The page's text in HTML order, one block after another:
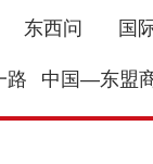
东西问 国
路 中国—东盟